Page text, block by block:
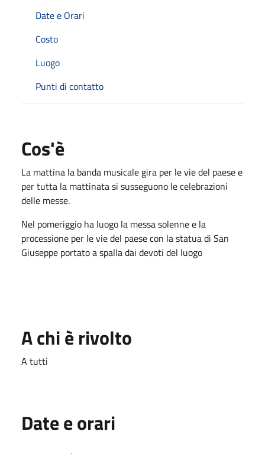
Date e Orari
Costo
Luogo
Punti di contatto
Cos'è
La mattina la banda musicale gira per le vie del paese e
per tutta la mattinata si susseguono le celebrazioni
delle messe.
Nel pomeriggio ha luogo la messa solenne e la
processione per le vie del paese con la statua di San
Giuseppe portato a spalla dai devoti del luogo
A chi è rivolto
A tutti
Date e orari